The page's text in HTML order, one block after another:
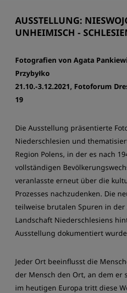
AUSSTELLUNG:
UNHEIMISCH -
Fotografien von Agata
Przybyłko
21.10.-3.12.2021, Fotoforum
19
Die Ausstellung präsentierte
Niederschlesien und
Region Polens, in der es nach
vollständigen
veranlasste erneut über die
Prozesses nachzudenken. Die
teilweise brutalen Spuren in
Landschaft Niederschlesiens
Ausstellung dokumentiert
Jeder Ort beeinflusst die
der Mensch den Ort, an dem er
im heutigen Europa tritt diese